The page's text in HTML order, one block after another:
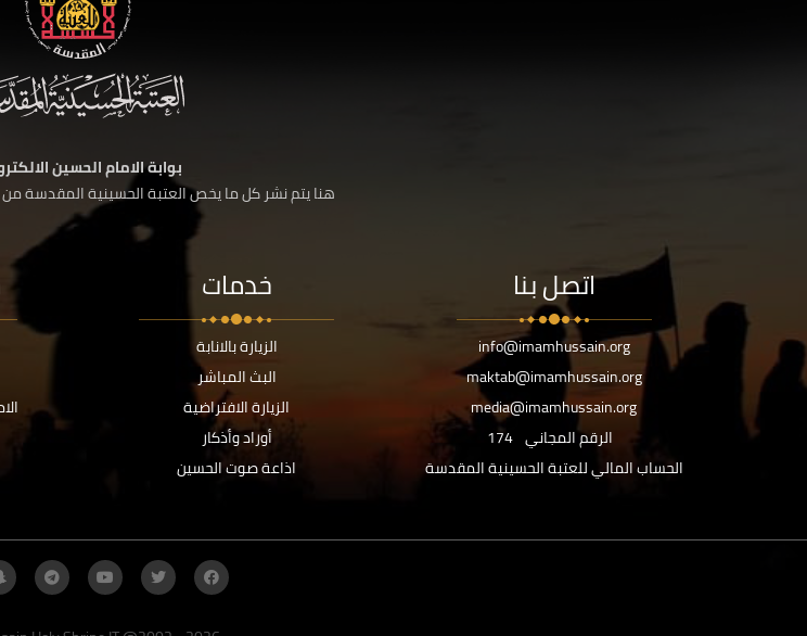
بوابة الامام الحسين
هنا يتم نشر كل ما يخص العتبة الحسينية المقدسة من
اتصل بنا
info@imamhussain.org
maktab@imamhussain.org
media@imamhussain.org
الرقم المجاني 174
الحساب المالي للعتبة الحسينية المقدسة
خدمات
الزيارة بالانابة
البث المباشر
الزيارة الافتراضية
أوراد وأذكار
اذاعة صوت الحسين